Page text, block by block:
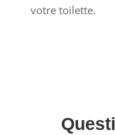
votre toilette.